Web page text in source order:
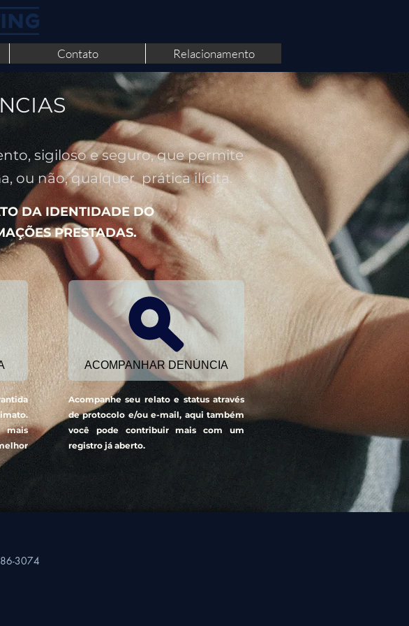
Contato Relacionamento
sigiloso e seguro, que permite
ou não, qualquer prática ilícita.
DA IDENTIDADE DO
PRESTADAS.
ACOMPANHAR DENÚNCIA
Acompanhe seu relato e status através
de protocolo e/ou e-mail, aqui também
você pode contribuir mais com um
registro já aberto.
3074